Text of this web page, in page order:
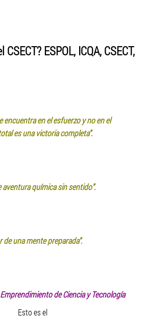
ESPOL, ICQA, CSECT,
encuentra en el esfuerzo y no en el
es una victoria completa”.
aventura química sin sentido”.
de una mente preparada”.
de Ciencia y Tecnología
Esto es el
CATEGORÍAS
VISITA EL SITIO WEB